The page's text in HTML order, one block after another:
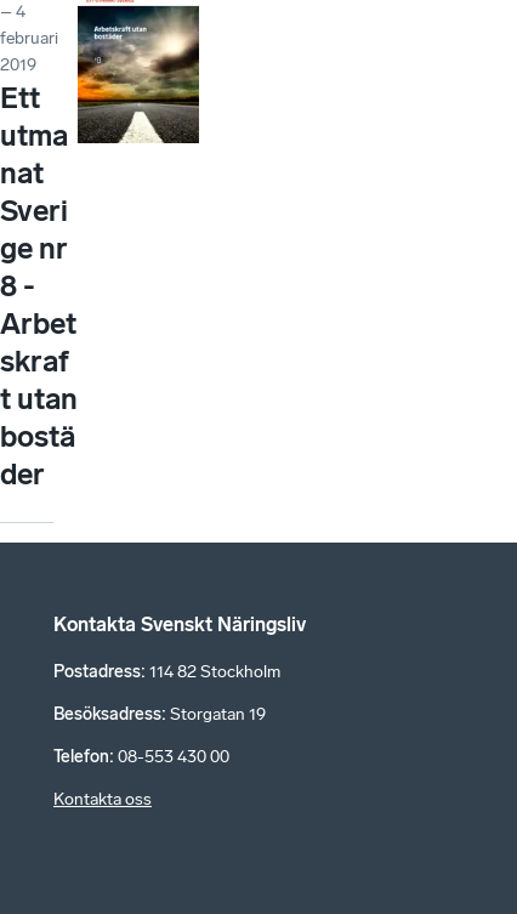
– 4
februari
2019
Ett
utma
nat
Sveri
ge nr
8 -
Arbet
skraf
t utan
bostä
der
Kontakta Svenskt Näringsliv
Postadress: 114 82 Stockholm
Besöksadress: Storgatan 19
Telefon: 08-553 430 00
Kontakta oss